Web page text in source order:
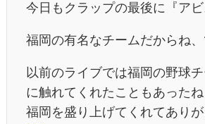
今日もクラップの最後に『アビ
福岡の有名なチームだからね、
以前のライブでは福岡の野球
に触れてくれたこともあったね
福岡を盛り上げてくれてあり